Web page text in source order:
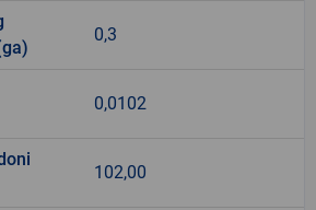
0,3
0,0102
102,00